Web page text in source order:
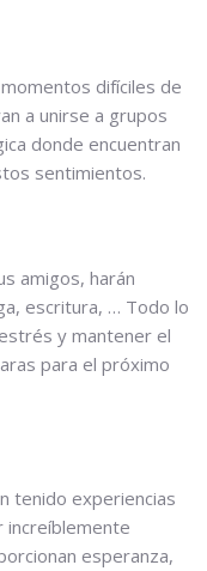
difíciles de
a unirse a grupos
donde encuentran
sentimientos.
amigos, harán
escritura, … Todo lo
y mantener el
para el próximo
tenido experiencias
increíblemente
esperanza,